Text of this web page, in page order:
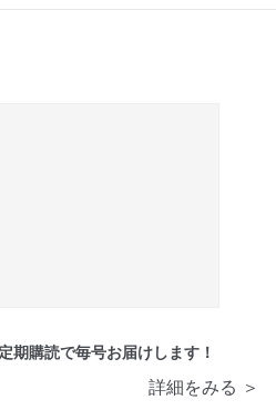
期購読で毎号お届けします！
詳細をみる ＞